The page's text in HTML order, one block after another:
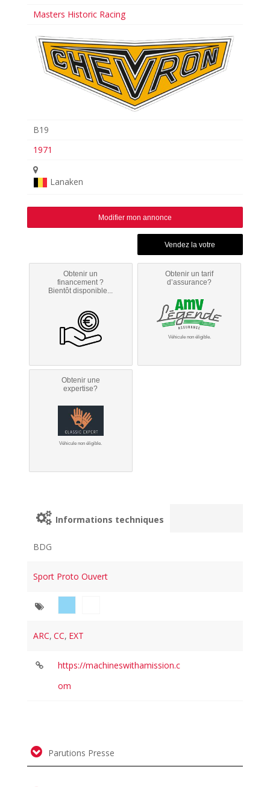
Masters Historic Racing
B19
1971
Lanaken
Modifier mon annonce
Obtenir un
financement ?
Bientôt disponible...
Obtenir un tarif
d’assurance?
Véhicule non éligible.
Obtenir une
expertise?
Véhicule non éligible.
Informations techniques
BDG
Sport Proto Ouvert
ARC, CC, EXT
https://machineswithamission.c
om
Parutions Presse